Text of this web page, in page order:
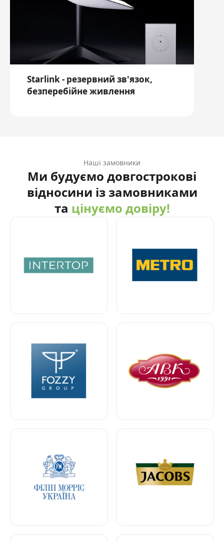
Starlink - резервний зв'язок,
безперебійне живлення
Наші замовники
Ми будуємо довгострокові
відносини із замовниками
та цінуємо довіру!